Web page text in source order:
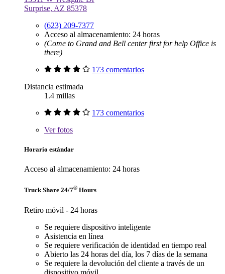
Surprise, AZ 85378
(623) 209-7377
Acceso al almacenamiento: 24 horas
(Come to Grand and Bell center first for help Office is
there)
173 comentarios
Distancia estimada
1.4 millas
173 comentarios
Verfotos
Horario estándar
Acceso al almacenamiento: 24 horas
Truck Share 24/7® Hours
Retiro móvil - 24 horas
Se requiere dispositivo inteligente
Asistencia en línea
Se requiere verificación de identidad en tiempo real
Abierto las 24 horas del día, los 7 días de la semana
Se requiere la devolución del cliente a través de un
dispositivo móvil